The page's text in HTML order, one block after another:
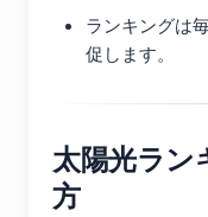
ランキングは
促します。
太陽光ラン
方